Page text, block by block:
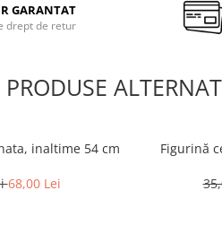
GARANTAT
drept de retur
PRODUSE
inaltime 54 cm
68,00 Lei
Figurină